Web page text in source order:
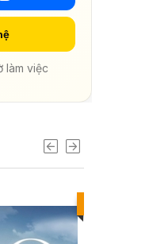
làm việc